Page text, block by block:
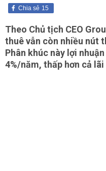
15
Chia sẻ
Theo Chủ tịch CEO
thuê vẫn còn nhiều nút
Phân khúc này lợi
4%/năm, thấp hơn cả